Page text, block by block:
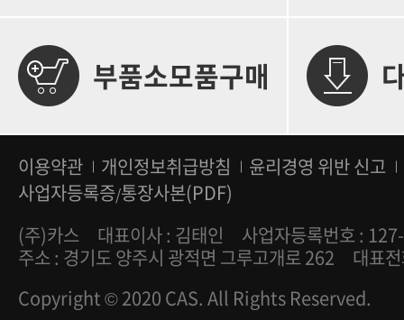
부품소모품구매
이용약관 개인정보취급방침
윤리경영 위반 신고
사업자등록증/통장사본(PDF)
(주)카스
대표이사 : 김태인
사업자등록번호 :
주소 : 경기도 양주시 광적면 그루고개로 262
대표
Copyright © 2020 CAS. All Rights Reserved.